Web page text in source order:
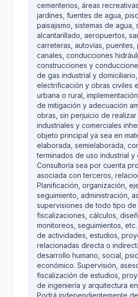
cementerios, áreas
jardines, fuentes de agua,
paisajismo, sistemas de agua,
alcantarillado, aeropuertos,
carreteras, autovías, puentes,
canales, conducciones
construcciones y
de gas industrial y
electrificación y obras civiles
urbana o rural,
de mitigación y adecuación
obras, sin perjuicio de
industriales y comerciales
objeto principal ya sea en
elaborada, semielaborada,
terminados de uso industrial y
Consultoría sea por cuenta
asociada con terceros,
Planificación, organización,
seguimiento, administración,
supervisiones de todo tipo de
fiscalizaciones, cálculos,
monitoreos, seguimientos,
de actividades, estudios,
relacionadas directa o
desarrollo humano, social,
económico. Supervisión,
fiscalización de estudios,
de ingeniería y arquitectura
Podrá independientemente